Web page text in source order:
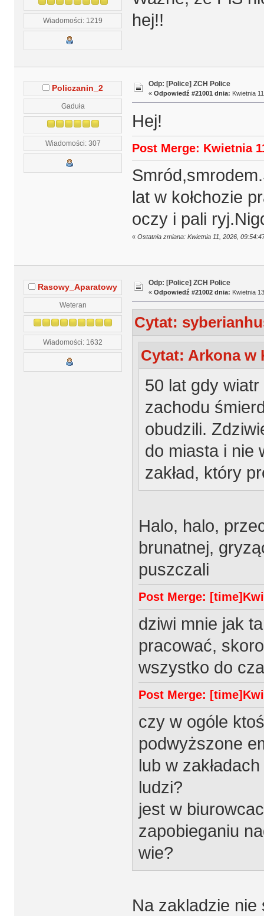
Wiadomości: 1219
hej!!
Policzanin_2
Gaduła
Wiadomości: 307
Odp: [Police] ZCH Police
« Odpowiedź #21001 dnia: Kwietnia
Hej!
Post Merge: Kwietnia
lat w kołchozie
oczy i pali
« Ostatnia zmiana: Kwietnia 11, 2026,
Rasowy_Aparatowy
Weteran
Wiadomości: 1632
Odp: [Police] ZCH Police
« Odpowiedź #21002 dnia: Kwietnia
Cytat:
Cytat: Arkona w
50 lat gdy wiatr
zachodu
obudzili.
do miasta i nie
zakład, który
Halo, halo,
brunatnej,
puszczali
Post Merge:
dziwi mnie jak
pracować,
wszystko do
Post Merge:
czy w ogóle
podwyższone
lub w
ludzi?
jest w
zapobieganiu
wie?
Na zakladzie